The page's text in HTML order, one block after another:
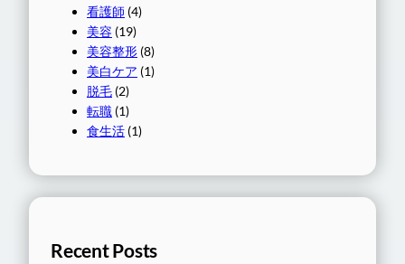
看護師 (4)
美容 (19)
美容整形 (8)
美白ケア (1)
脱毛 (2)
転職 (1)
食生活 (1)
Recent Posts